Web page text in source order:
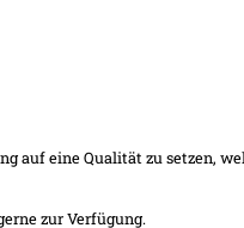
auf eine Qualität zu setzen,
zur Verfügung.